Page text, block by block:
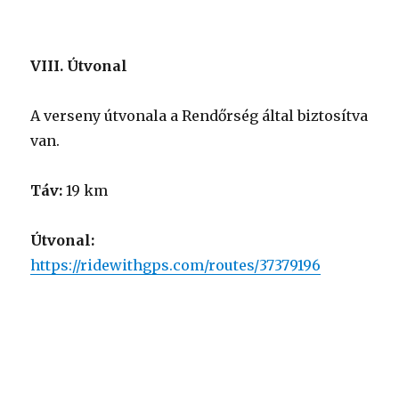
VIII. Útvonal
A verseny útvonala a Rendőrség által biztosítva
van.
Táv: 19 km
Útvonal:
https://ridewithgps.com/routes/37379196